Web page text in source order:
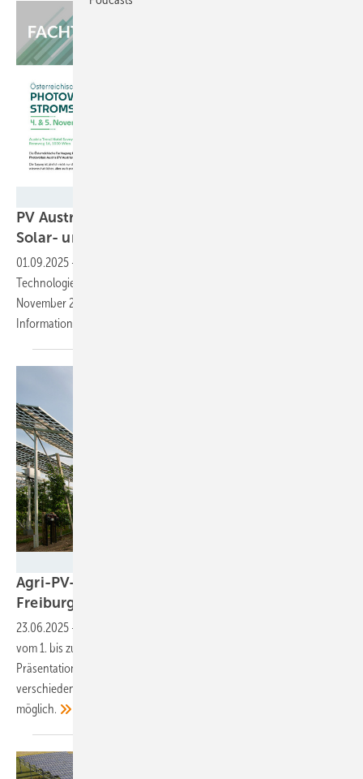
PV Austria und TPPV organisieren Treffen der
Solar- und Speicherbranche in
01.09.2025 -
Technologieplattform Photovoltaik (TPPV) findet am 4. und 5.
November 2025 statt. Das Programm verspricht eine Fülle von
Informationen rund um die Solarenergie und
Agri-PV-Konferenz: Landwirte treffen in
Freiburg auf die
23.06.2025 -
vom 1. bis zum 3. Juli in Freiburg statt. Zusätzlich zu den
Präsentationen organisiert Conexio-PSE Exkursionen zu
verschiedenen Agri-PV-Anlagen. Eine Teilnahme online ist auch
möglich.